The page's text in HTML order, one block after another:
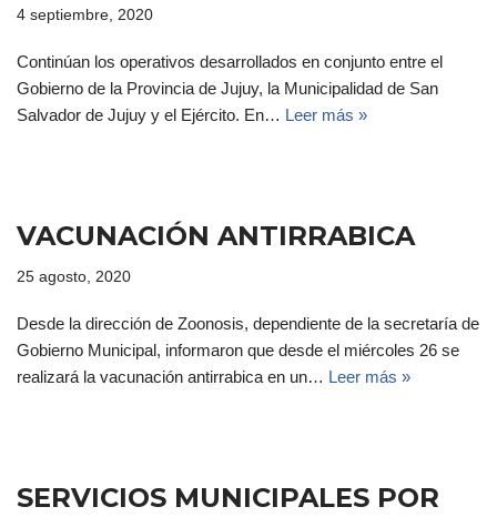
4 septiembre, 2020
Continúan los operativos desarrollados en conjunto entre el
Gobierno de la Provincia de Jujuy, la Municipalidad de San
Salvador de Jujuy y el Ejército. En… Leer más »
VACUNACIÓN ANTIRRABICA
25 agosto, 2020
Desde la dirección de Zoonosis, dependiente de la secretaría de
Gobierno Municipal, informaron que desde el miércoles 26 se
realizará la vacunación antirrabica en un… Leer más »
SERVICIOS MUNICIPALES POR